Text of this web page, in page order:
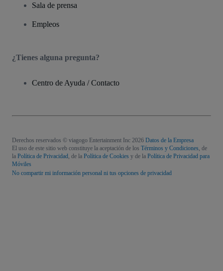
Sala de prensa
Empleos
¿Tienes alguna pregunta?
Centro de Ayuda / Contacto
Derechos reservados © viagogo Entertainment Inc 2026 Datos de la Empresa
El uso de este sitio web constituye la aceptación de los Términos y Condiciones , de
la Política de Privacidad , de la Política de Cookies y de la Política de Privacidad para
Móviles
No compartir mi información personal ni tus opciones de privacidad